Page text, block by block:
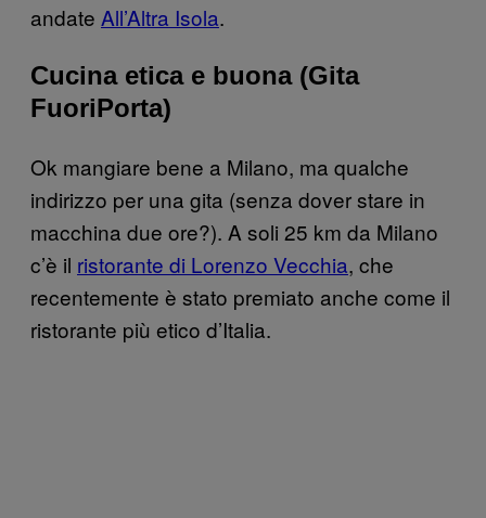
andate All’Altra Isola.
Cucina etica e buona (Gita
FuoriPorta)
Ok mangiare bene a Milano, ma qualche
indirizzo per una gita (senza dover stare in
macchina due ore?). A soli 25 km da Milano
c’è il ristorante di Lorenzo Vecchia, che
recentemente è stato premiato anche come il
ristorante più etico d’Italia.